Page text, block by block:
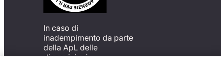
In caso di
inadempimento da parte
della ApL delle
disposizioni